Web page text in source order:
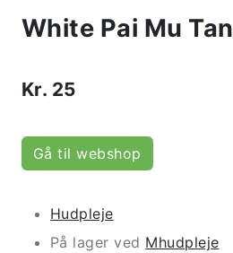
White Pai Mu Tan
Kr. 25
Gå til webshop
Hudpleje
På lager ved Mhudpleje